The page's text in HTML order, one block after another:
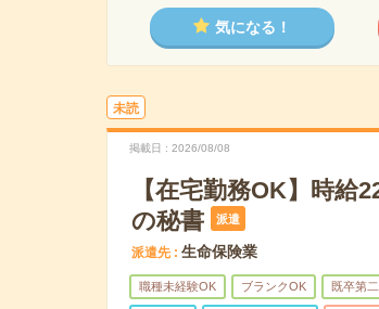
気になる！
未読
掲載日 2026/08/08
【在宅勤務OK】時給
の秘書
派遣
派遣先 生命保険業
職種未経験OK ブランクOK 既卒第